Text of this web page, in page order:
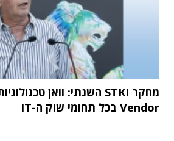
Vendor בכל תחומי שוק ה-IT